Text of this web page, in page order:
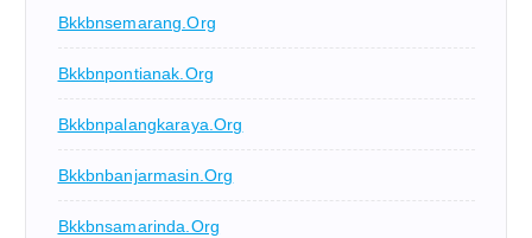
Bkkbnsemarang.org
Bkkbnpontianak.org
Bkkbnpalangkaraya.org
Bkkbnbanjarmasin.org
Bkkbnsamarinda.org